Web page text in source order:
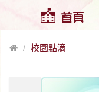
校園點滴